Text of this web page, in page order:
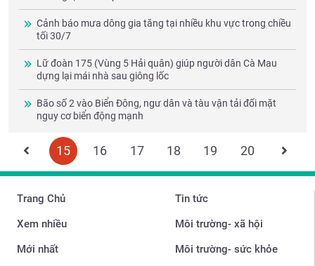
Cảnh báo mưa dông gia tăng tại nhiều khu vực trong chiều
tối 30/7
Lữ đoàn 175 (Vùng 5 Hải quân) giúp người dân Cà Mau
dựng lại mái nhà sau giông lốc
Bão số 2 vào Biển Đông, ngư dân và tàu vận tải đối mặt
nguy cơ biển động mạnh
15 16 17 18 19 20
Trang Chủ
Xem nhiều
Mới nhất
Tin tức
Môi trường- xã hội
Môi trường- sức khỏe